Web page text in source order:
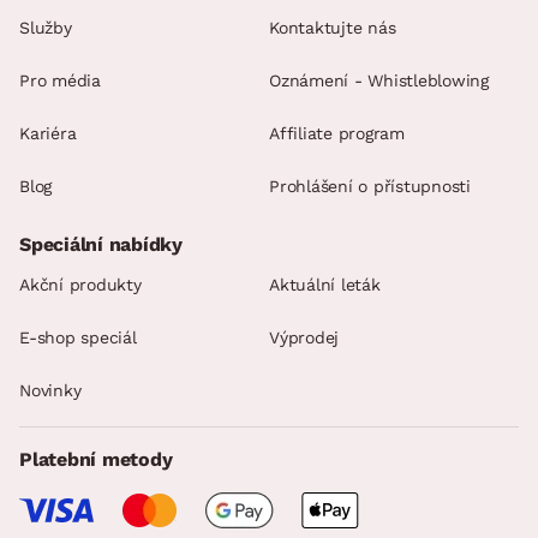
Služby
Pro média
Kariéra
Blog
Kontaktujte nás
Oznámení - Whistleblowing
Affiliate program
Prohlášení o přístupnosti
Speciální nabídky
Akční produkty Aktuální leták
E-shop speciál Výprodej
Novinky
Platební metody